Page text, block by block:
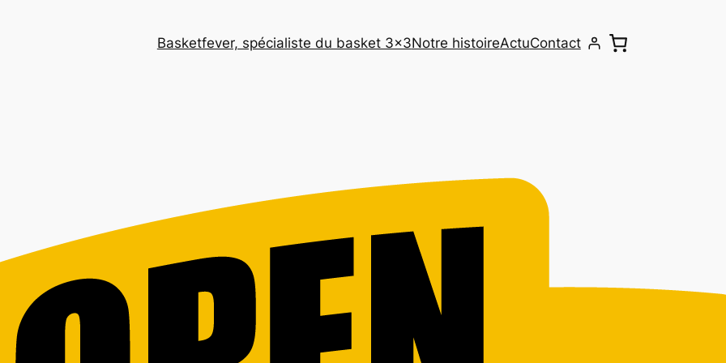
Basketfever, spécialiste du basket 3×3Notre histoireActuContact